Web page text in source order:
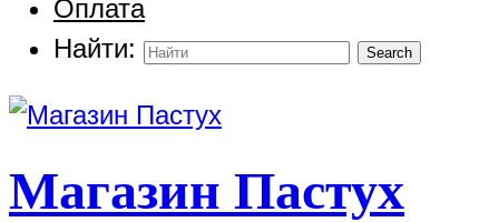
Оплата
Найти:
Магазин Пастух